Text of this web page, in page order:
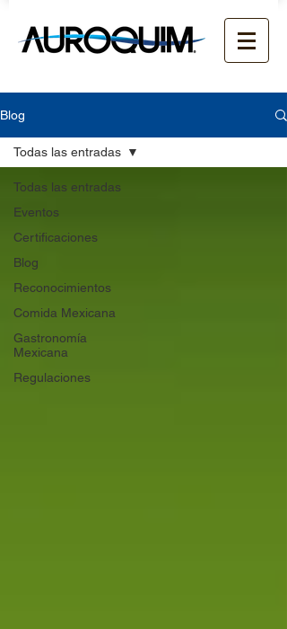
Blog
Todas las entradas
Eventos
Certificaciones
Blog
Reconocimientos
Comida Mexicana
Gastronomía
Mexicana
Regulaciones
Todas las entradas